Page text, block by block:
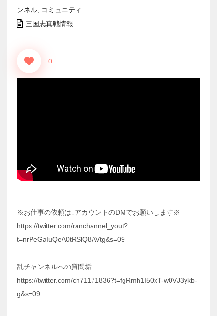
ンネル
コミュニティ
三国志真戦情報
0
※お仕事の依頼は↓アカウントのDMでお願いします※
https://twitter.com/ranchannel_yout?
t=nrPeGaIuQeA0tRSlQ8AVtg&s=09
乱チャンネルへの質問垢
https://twitter.com/ch71171836?t=fgRmh1I50xT-w0VJ3ykb-
g&s=09